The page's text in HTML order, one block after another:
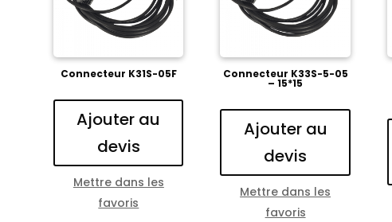
Connecteur K31S-05F
Ajouter au
devis
Mettre dans les
favoris
Connecteur K33S-5-05
– 15*15
Ajouter au
devis
Mettre dans les
favoris